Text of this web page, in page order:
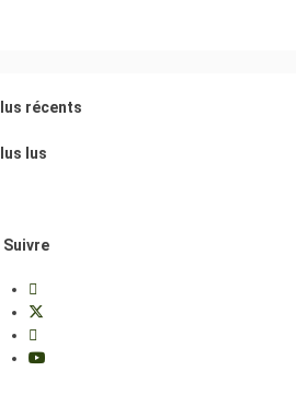
récents
lus
Suivre